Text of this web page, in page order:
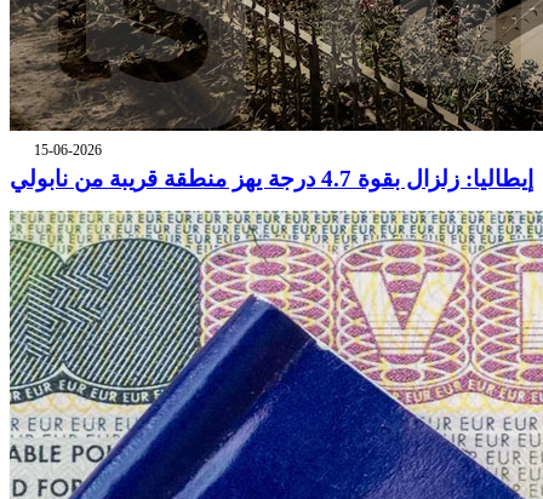
15-06-2026
إيطاليا: زلزال بقوة 4.7 درجة يهز منطقة قريبة من نابولي